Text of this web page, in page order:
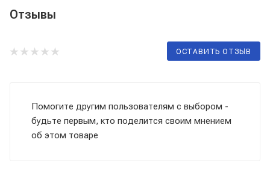
Отзывы
ОСТАВИТЬ ОТЗЫВ
Помогите другим пользователям с выбором -
будьте первым, кто поделится своим мнением
об этом товаре